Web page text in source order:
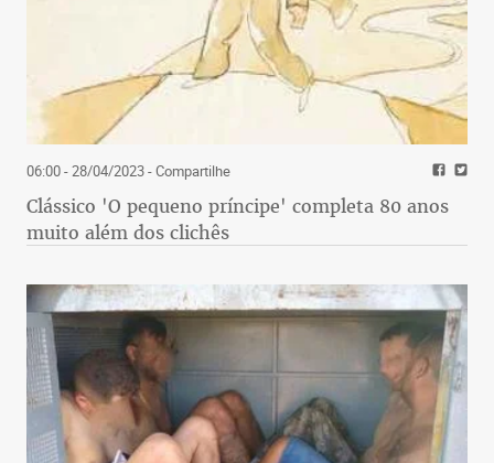
06:00 - 28/04/2023- Compartilhe
Clássico 'O pequeno príncipe' completa 80 anos
muito além dos clichês